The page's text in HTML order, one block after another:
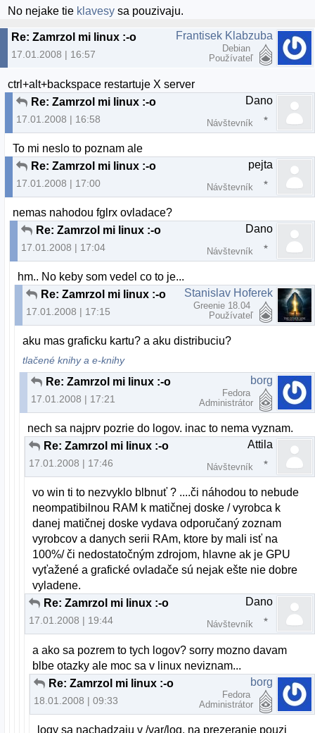
No nejake tie klavesy sa pouzivaju.
Re: Zamrzol mi linux :-o
17.01.2008 | 16:57
Frantisek Klabzuba
Debian
Používateľ
ctrl+alt+backspace restartuje X server
Re: Zamrzol mi linux :-o
17.01.2008 | 16:58
Dano
Návštevník
To mi neslo to poznam ale
Re: Zamrzol mi linux :-o
17.01.2008 | 17:00
pejta
Návštevník
nemas nahodou fglrx ovladace?
Re: Zamrzol mi linux :-o
17.01.2008 | 17:04
Dano
Návštevník
hm.. No keby som vedel co to je...
Re: Zamrzol mi linux :-o
17.01.2008 | 17:15
Stanislav Hoferek
Greenie 18.04
Používateľ
aku mas graficku kartu? a aku distribuciu?
tlačené knihy a e-knihy
Re: Zamrzol mi linux :-o
17.01.2008 | 17:21
borg
Fedora
Administrátor
nech sa najprv pozrie do logov. inac to nema vyznam.
Re: Zamrzol mi linux :-o
17.01.2008 | 17:46
Attila
Návštevník
vo win ti to nezvyklo blbnuť ? ....či náhodou to nebude
neompatibilnou RAM k matičnej doske / vyrobca k
danej matičnej doske vydava odporučaný zoznam
vyrobcov a danych serii RAm, ktore by mali isť na
100%/ či nedostatočným zdrojom, hlavne ak je GPU
vyťažené a grafické ovladače sú nejak ešte nie dobre
vyladene.
Re: Zamrzol mi linux :-o
17.01.2008 | 19:44
Dano
Návštevník
a ako sa pozrem to tych logov? sorry mozno davam
blbe otazky ale moc sa v linux neviznam...
Re: Zamrzol mi linux :-o
18.01.2008 | 09:33
borg
Fedora
Administrátor
logy sa nachadzaju v /var/log. na prezeranie pouzi